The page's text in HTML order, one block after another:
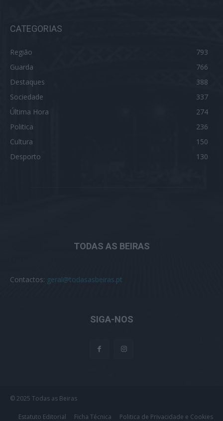
CATEGORIAS
Região
793
Guarda
766
Destaques
388
Sociedade
337
Última Hora
274
Politica
236
Cultura
150
Desporto
130
TODAS AS BEIRAS
Contactos: geral@todasasbeiras.pt
SIGA-NOS
© 2025 Todas as Beiras
Estatuto Editorial Ficha Técnica Politica de Privacidade e Cookies